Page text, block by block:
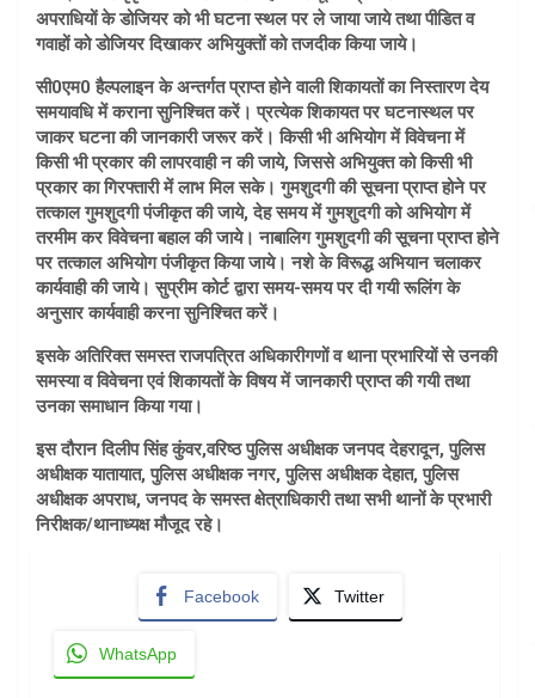
अपराधियों के डोजियर को भी घटना स्थल पर ले जाया जाये तथा पीडित व
गवाहों को डोजियर दिखाकर अभियुक्तों को तजदीक किया जाये।
सी0एम0 हैल्पलाइन के अन्तर्गत प्राप्त होने वाली शिकायतों का निस्तारण देय
समयावधि में कराना सुनिश्चित करें। प्रत्येक शिकायत पर घटनास्थल पर
जाकर घटना की जानकारी जरूर करें। किसी भी अभियोग में विवेचना में
किसी भी प्रकार की लापरवाही न की जाये, जिससे अभियुक्त को किसी भी
प्रकार का गिरफ्तारी में लाभ मिल सके। गुमशुदगी की सूचना प्राप्त होने पर
तत्काल गुमशुदगी पंजीकृत की जाये, देह समय में गुमशुदगी को अभियोग में
तरमीम कर विवेचना बहाल की जाये। नाबालिग गुमशुदगी की सूचना प्राप्त होने
पर तत्काल अभियोग पंजीकृत किया जाये। नशे के विरूद्ध अभियान चलाकर
कार्यवाही की जाये। सुप्रीम कोर्ट द्वारा समय-समय पर दी गयी रूलिंग के
अनुसार कार्यवाही करना सुनिश्चित करें।
इसके अतिरिक्त समस्त राजपत्रित अधिकारीगणों व थाना प्रभारियों से उनकी
समस्या व विवेचना एवं शिकायतों के विषय में जानकारी प्राप्त की गयी तथा
उनका समाधान किया गया।
इस दौरान दिलीप सिंह कुंवर,वरिष्ठ पुलिस अधीक्षक जनपद देहरादून, पुलिस
अधीक्षक यातायात, पुलिस अधीक्षक नगर, पुलिस अधीक्षक देहात, पुलिस
अधीक्षक अपराध, जनपद के समस्त क्षेत्राधिकारी तथा सभी थानों के प्रभारी
निरीक्षक/थानाध्यक्ष मौजूद रहे।
Facebook Twitter
WhatsApp